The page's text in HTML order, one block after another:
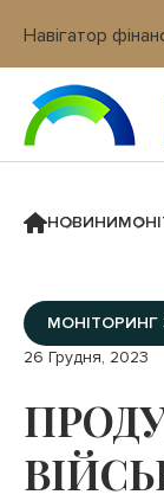
Навігатор
Вхід в кабінет
НОВИНИ
26 Грудня, 2023